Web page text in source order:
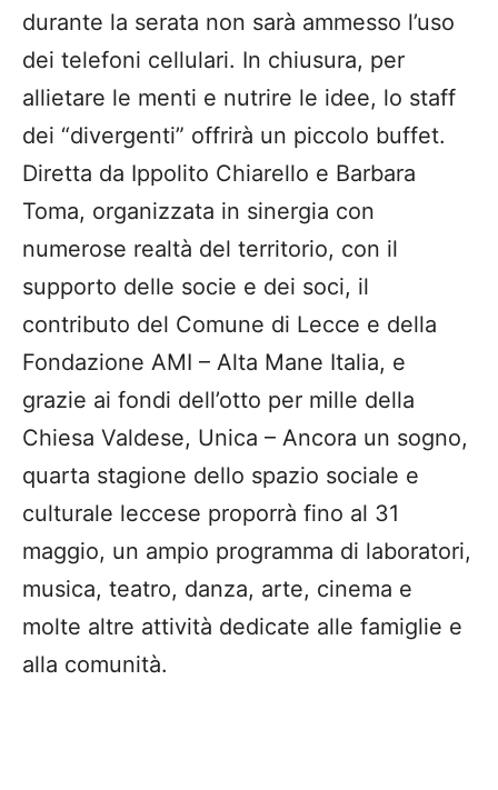
durante la serata non sarà ammesso l’uso
dei telefoni cellulari. In chiusura, per
allietare le menti e nutrire le idee, lo staff
dei “divergenti” offrirà un piccolo buffet.
Diretta da Ippolito Chiarello e Barbara
Toma, organizzata in sinergia con
numerose realtà del territorio, con il
supporto delle socie e dei soci, il
contributo del Comune di Lecce e della
Fondazione AMI – Alta Mane Italia, e
grazie ai fondi dell’otto per mille della
Chiesa Valdese, Unica – Ancora un sogno,
quarta stagione dello spazio sociale e
culturale leccese proporrà fino al 31
maggio, un ampio programma di laboratori,
musica, teatro, danza, arte, cinema e
molte altre attività dedicate alle famiglie e
alla comunità.